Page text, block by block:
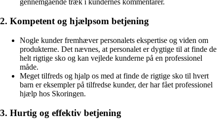
gennemgående træk i kundernes kommentarer.
2. Kompetent og hjælpsom betjening
Nogle kunder fremhæver personalets ekspertise og viden om
produkterne. Det nævnes, at personalet er dygtige til at finde de
helt rigtige sko og kan vejlede kunderne på en professionel
måde.
Meget tilfreds og hjalp os med at finde de rigtige sko til hvert
barn er eksempler på tilfredse kunder, der har fået professionel
hjælp hos Skoringen.
3. Hurtig og effektiv betjening